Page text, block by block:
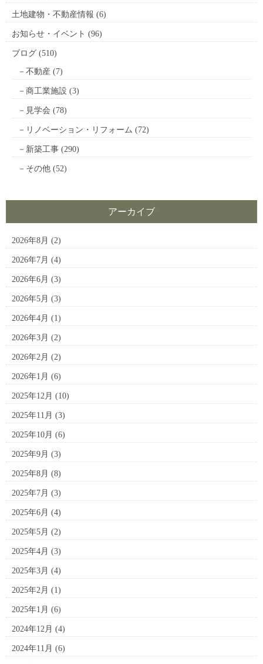
土地建物・不動産情報 (6)
お知らせ・イベント (96)
ブログ (510)
不動産 (7)
商工業施設 (3)
見学会 (78)
リノベーション・リフォーム (72)
新築工事 (290)
その他 (52)
アーカイブ
2026年8月 (2)
2026年7月 (4)
2026年6月 (3)
2026年5月 (3)
2026年4月 (1)
2026年3月 (2)
2026年2月 (2)
2026年1月 (6)
2025年12月 (10)
2025年11月 (3)
2025年10月 (6)
2025年9月 (3)
2025年8月 (8)
2025年7月 (3)
2025年6月 (4)
2025年5月 (2)
2025年4月 (3)
2025年3月 (4)
2025年2月 (1)
2025年1月 (6)
2024年12月 (4)
2024年11月 (6)